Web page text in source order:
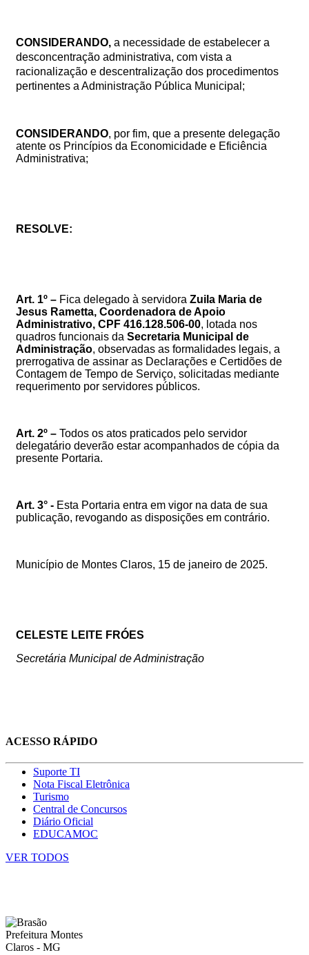
CONSIDERANDO, a necessidade de estabelecer a
desconcentração administrativa, com vista a
racionalização e descentralização dos procedimentos
pertinentes a Administração Pública Municipal;
CONSIDERANDO, por fim, que a presente delegação
atente os Princípios da Economicidade e Eficiência
Administrativa;
RESOLVE:
Art. 1º – Fica delegado à servidora Zuila Maria de
Jesus Rametta, Coordenadora de Apoio
Administrativo, CPF 416.128.506-00, lotada nos
quadros funcionais da Secretaria Municipal de
Administração, observadas as formalidades legais, a
prerrogativa de assinar as Declarações e Certidões de
Contagem de Tempo de Serviço, solicitadas mediante
requerimento por servidores públicos.
Art. 2º – Todos os atos praticados pelo servidor
delegatário deverão estar acompanhados de cópia da
presente Portaria.
Art. 3° - Esta Portaria entra em vigor na data de sua
publicação, revogando as disposições em contrário.
Município de Montes Claros, 15 de janeiro de 2025.
CELESTE LEITE FRÓES
Secretária Municipal de Administração
ACESSO RÁPIDO
Suporte TI
Nota Fiscal Eletrônica
Turismo
Central de Concursos
Diário Oficial
EDUCAMOC
VER TODOS